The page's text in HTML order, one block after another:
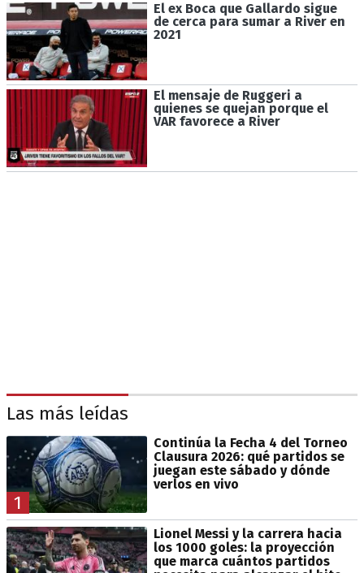
El ex Boca que Gallardo sigue
de cerca para sumar a River en
2021
El mensaje de Ruggeri a
quienes se quejan porque el
VAR favorece a River
Las más leídas
1
Continúa la Fecha 4 del Torneo
Clausura 2026: qué partidos se
juegan este sábado y dónde
verlos en vivo
Lionel Messi y la carrera hacia
los 1000 goles: la proyección
que marca cuántos partidos